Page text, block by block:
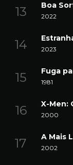
Boa
2022
2023
Fuga
1981
X-Men:
2000
A Mais
2002